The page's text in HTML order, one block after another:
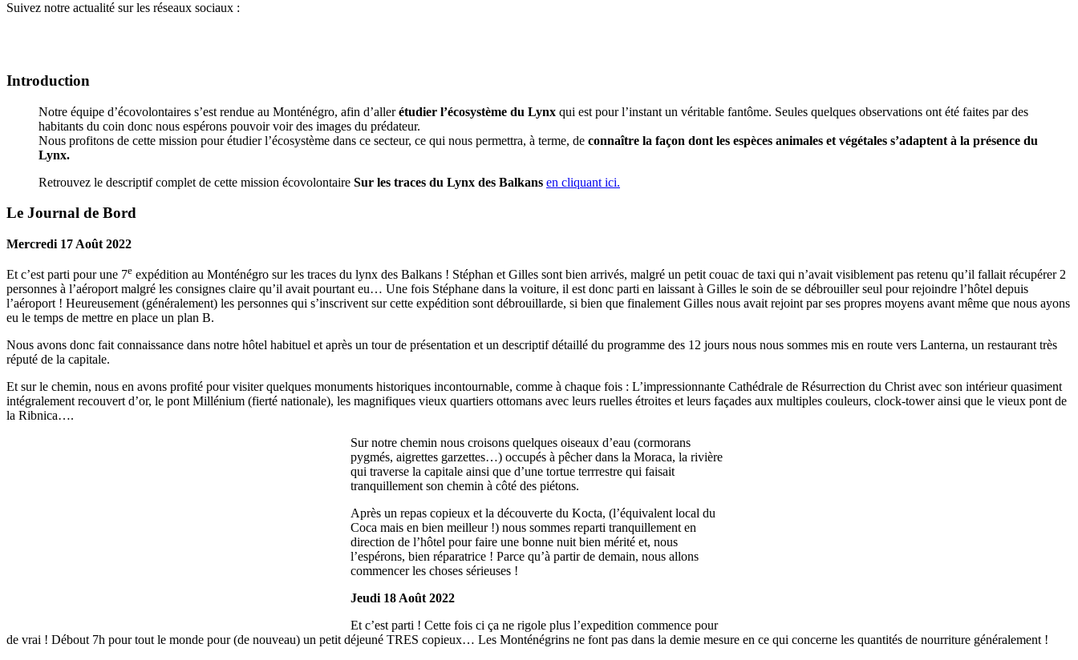
Suivez notre actualité sur les réseaux sociaux :
Introduction
Notre équipe d’écovolontaires s’est rendue au Monténégro, afin d’allerétudier l’écosystème du Lynx qui est pour l’instant un véritable fantôme. Seules quelques observations ont été faites par des
habitants du coin donc nous espérons pouvoir voir des images du prédateur.
Nous profitons de cette mission pour étudier l’écosystème dans ce secteur, ce qui nous permettra, à terme, de connaître la façon dont les espèces animales et végétales s’adaptent à la présence du
Lynx.
Retrouvez le descriptif complet de cette mission écovolontaire Sur les traces du Lynx des Balkans en cliquant ici.
Le Journal de Bord
Mercredi 17 Août 2022
Et c’est parti pour une 7e expédition au Monténégro sur les traces du lynx des Balkans ! Stéphan et Gilles sont bien arrivés, malgré un petit couac de taxi qui n’avait visiblement pas retenu qu’il fallait récupérer 2
personnes à l’aéroport malgré les consignes claire qu’il avait pourtant eu… Une fois Stéphane dans la voiture, il est donc parti en laissant à Gilles le soin de se débrouiller seul pour rejoindre l’hôtel depuis
l’aéroport ! Heureusement (généralement) les personnes qui s’inscrivent sur cette expédition sont débrouillarde, si bien que finalement Gilles nous avait rejoint par ses propres moyens avant même que nous ayons
eu le temps de mettre en place un plan B.
Nous avons donc fait connaissance dans notre hôtel habituel et après un tour de présentation et un descriptif détaillé du programme des 12 jours nous nous sommes mis en route vers Lanterna, un restaurant très
réputé de la capitale.
Et sur le chemin, nous en avons profité pour visiter quelques monuments historiques incontournable, comme à chaque fois : L’impressionnante Cathédrale de Résurrection du Christ avec son intérieur quasiment
intégralement recouvert d’or, le pont Millénium (fierté nationale), les magnifiques vieux quartiers ottomans avec leurs ruelles étroites et leurs façades aux multiples couleurs, clock-tower ainsi que le vieux pont de
la Ribnica….
Sur notre chemin nous croisons quelques oiseaux d’eau (cormorans
pygmés, aigrettes garzettes…) occupés à pêcher dans la Moraca, la rivière
qui traverse la capitale ainsi que d’une tortue terrrestre qui faisait
tranquillement son chemin à côté des piétons.
Après un repas copieux et la découverte du Kocta, (l’équivalent local du
Coca mais en bien meilleur !) nous sommes reparti tranquillement en
direction de l’hôtel pour faire une bonne nuit bien mérité et, nous
l’espérons, bien réparatrice ! Parce qu’à partir de demain, nous allons
commencer les choses sérieuses !
Jeudi 18 Août 2022
Et c’est parti ! Cette fois ci ça ne rigole plus l’expedition commence pour
de vrai ! Débout 7h pour tout le monde pour (de nouveau) un petit déjeuné TRES copieux… Les Monténégrins ne font pas dans la demie mesure en ce qui concerne les quantités de nourriture généralement !